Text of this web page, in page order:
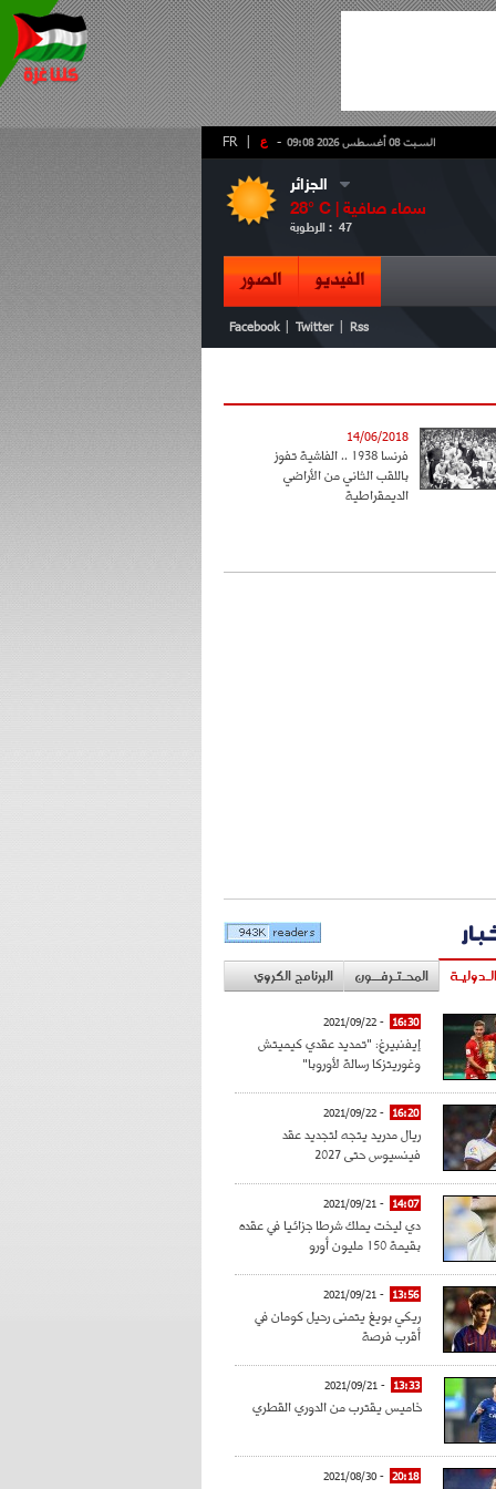
- ع FR السبت 08 أغسطس 2026 09:08
الجزائر
28° C | سماء صافية
الرطوبة : 47
الفيديو الصور
Facebook Twitter Rss
14/06/2018
فرنسا 1938 .. الفاشية تفوز
باللقب الثاني من الأراضي
الديمقراطية
المحـتـرفــون البرنامج الكروي
16:30
- 2021/09/22
إيفنبيرغ: "تمديد عقدي كيميتش
وغوريتزكا رسالة لأوروبا"
16:20
- 2021/09/22
ريال مدريد يتجه لتجديد عقد
فينسيوس حتى 2027
14:07
- 2021/09/21
دي ليخت يملك شرطا جزائيا في عقده
بقيمة 150 مليون أورو
13:56
- 2021/09/21
ريكي بويغ يتمنى رحيل كومان في
أقرب فرصة
13:33
- 2021/09/21
خاميس يقترب من الدوري القطري
20:18
- 2021/08/30